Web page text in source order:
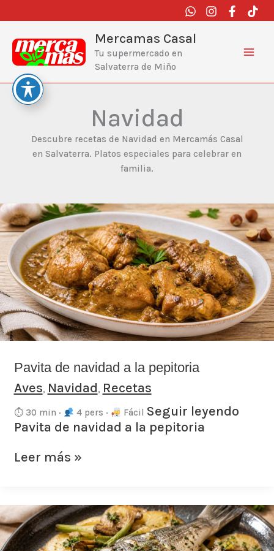
al
contenido
Mercamas Casal
Tu supermercado en
Salvaterra de Miño
Navidad
Descubre recetas de Navidad en Mercamás Casal
en Salvaterra. Platos especiales para celebrar en
familia.
Pavita de navidad a la pepitoria
Aves, Navidad, Recetas
⏱ 30 min · 4 pers · Fácil Seguir leyendo
Pavita de navidad a la pepitoria
Pavita
de
navidad
a
la
pepitoria
Leer más »
Lubina
al
horno